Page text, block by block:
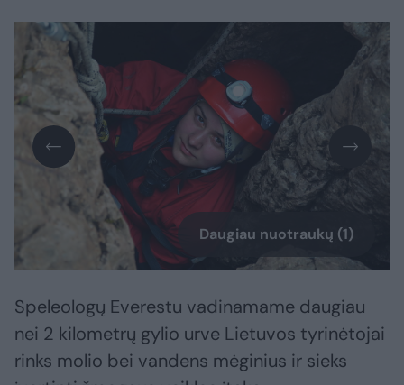
Daugiau nuotraukų (1)
Speleologų Everestu vadinamame daugiau
nei 2 kilometrų gylio urve Lietuvos tyrinėtojai
rinks molio bei vandens mėginius ir sieks